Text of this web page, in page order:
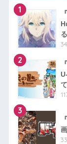
1
2
3